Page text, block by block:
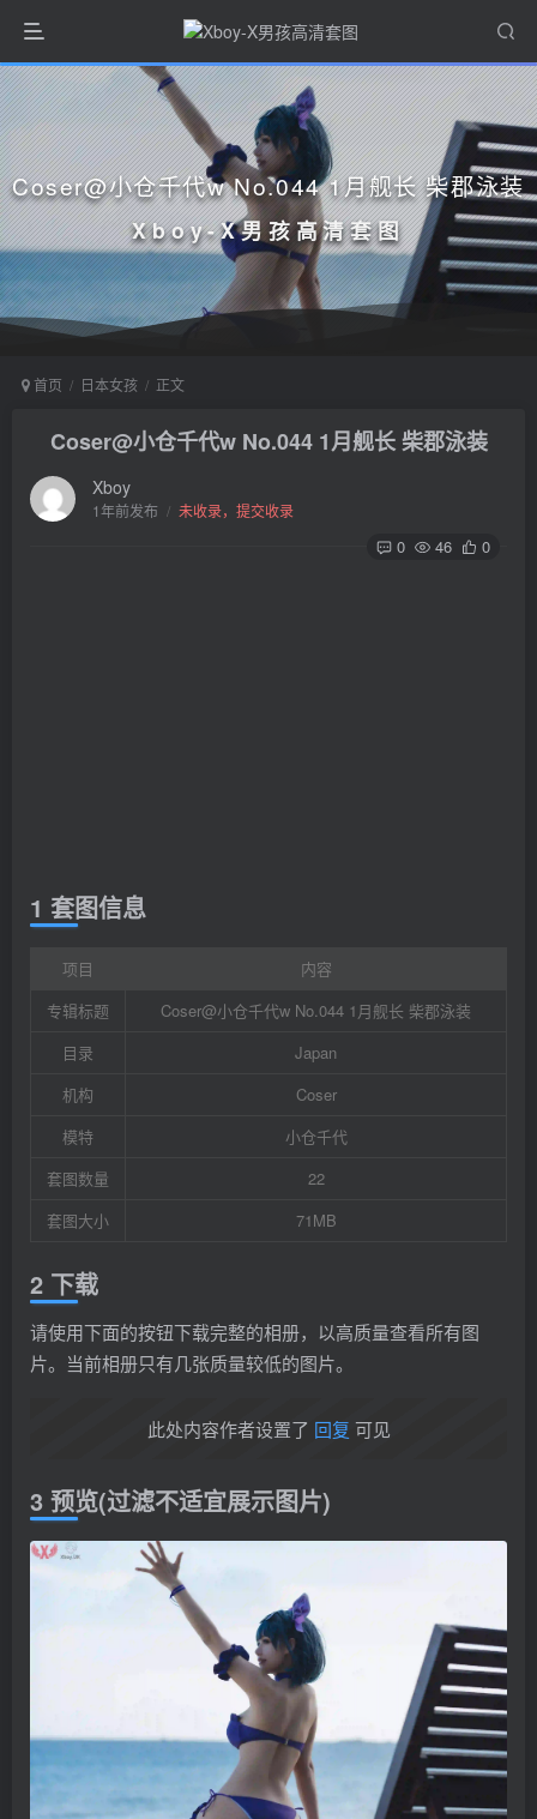
Coser@小仓千代w No.044 1月舰长 柴郡泳装
Xboy-X男孩高清套图
首页 日本女孩 正文
Coser@小仓千代w No.044 1月舰长 柴郡泳装
Xboy
1年前发布 / 未收录，提交收录
0 46 0
1 套图信息
项目
内容
专辑标题
Coser@小仓千代w No.044 1月舰长 柴郡泳装
目录
Japan
机构
Coser
模特
小仓千代
套图数量
22
套图大小
71MB
2 下载
请使用下面的按钮下载完整的相册，以高质量查看所有图
片。当前相册只有几张质量较低的图片。
此处内容作者设置了 回复 可见
3 预览(过滤不适宜展示图片)